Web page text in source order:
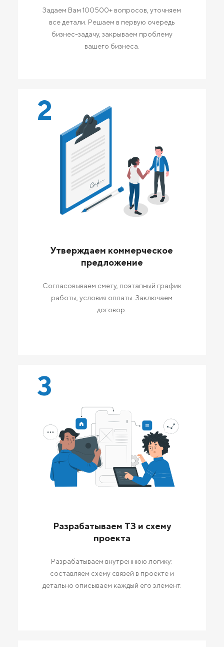
Задаем Вам 100500+ вопросов, уточняем
все детали. Решаем в первую очередь
бизнес-задачу, закрываем проблему
вашего бизнеса.
2
Утверждаем коммерческое
предложение
Согласовываем смету, поэтапный график
работы, условия оплаты. Заключаем
договор.
3
Разрабатываем ТЗ и схему
проекта
Разрабатываем внутреннюю логику:
составляем схему связей в проекте и
детально описываем каждый его элемент.